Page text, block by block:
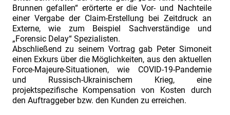
Brunnen gefallen“ erörterte er die Vor- und Nachteile
einer Vergabe der Claim-Erstellung bei Zeitdruck an
Externe, wie zum Beispiel Sachverständige und
„Forensic Delay“ Spezialisten.
Abschließend zu seinem Vortrag gab Peter Simoneit
einen Exkurs über die Möglichkeiten, aus den aktuellen
Force-Majeure-Situationen, wie COVID-19-Pandemie
und Russisch-Ukrainischem Krieg, eine
projektspezifische Kompensation von Kosten durch
den Auftraggeber bzw. den Kunden zu erreichen.